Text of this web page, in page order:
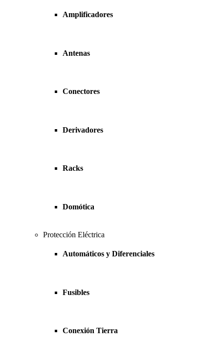
Amplificadores
Antenas
Conectores
Derivadores
Racks
Domótica
Protección Eléctrica
Automáticos y Diferenciales
Fusibles
Conexión Tierra